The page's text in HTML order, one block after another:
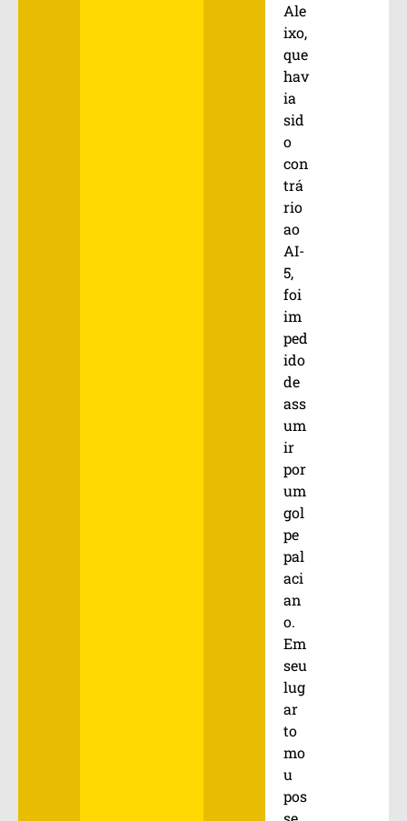
Ale
ixo,
que
hav
ia
sid
o
con
trá
rio
ao
AI-
5,
foi
im
ped
ido
de
ass
um
ir
por
um
gol
pe
pal
aci
an
o.
Em
seu
lug
ar
to
mo
u
pos